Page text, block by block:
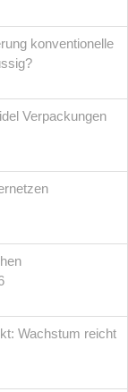
konventionelle
Verpackungen
Wachstum reicht